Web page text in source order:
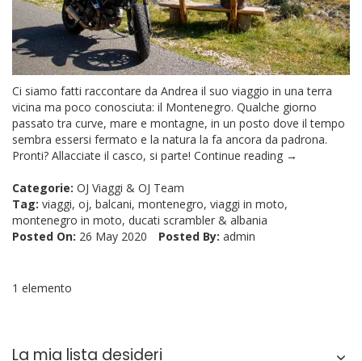
Ci siamo fatti raccontare da Andrea il suo viaggio in una terra
vicina ma poco conosciuta: il Montenegro. Qualche giorno
passato tra curve, mare e montagne, in un posto dove il tempo
sembra essersi fermato e la natura la fa ancora da padrona.
Pronti? Allacciate il casco, si parte! Continue reading →
Categorie: OJ Viaggi & OJ Team
Tag: viaggi, oj, balcani, montenegro, viaggi in moto,
montenegro in moto, ducati scrambler & albania
Posted On: 26 May 2020 Posted By: admin
1 elemento
La mia lista desideri